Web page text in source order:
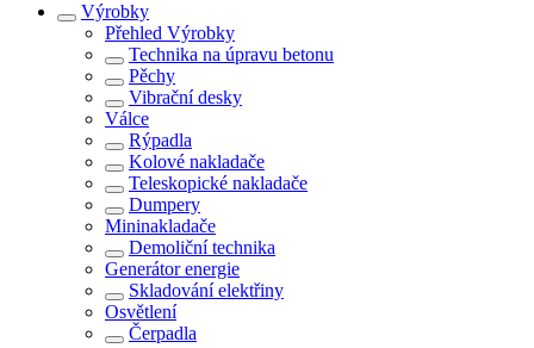
Výrobky
Přehled Výrobky
Technika na úpravu betonu
Pěchy
Vibrační desky
Válce
Rýpadla
Kolové nakladače
Teleskopické nakladače
Dumpery
Mininakladače
Demoliční technika
Generátor energie
Skladování elektřiny
Osvětlení
Čerpadla